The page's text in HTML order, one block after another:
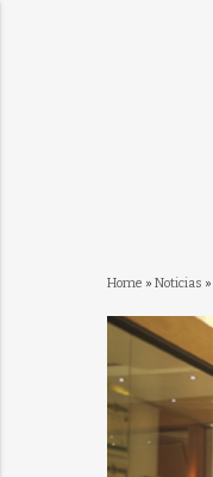
Home » Noticias »